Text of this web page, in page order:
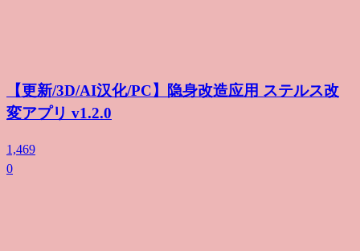
【更新/3D/AI汉化/PC】隐身改造应用 ステルス改
変アプリ v1.2.0
1,469
0